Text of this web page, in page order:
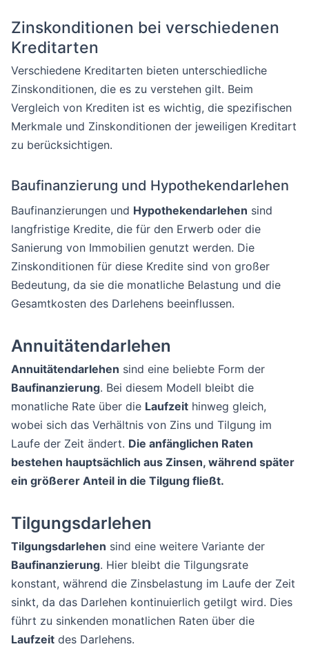
Zinskonditionen bei verschiedenen
Kreditarten
Verschiedene Kreditarten bieten unterschiedliche
Zinskonditionen, die es zu verstehen gilt. Beim
Vergleich von Krediten ist es wichtig, die spezifischen
Merkmale und Zinskonditionen der jeweiligen Kreditart
zu berücksichtigen.
Baufinanzierung und Hypothekendarlehen
Baufinanzierungen und Hypothekendarlehen sind
langfristige Kredite, die für den Erwerb oder die
Sanierung von Immobilien genutzt werden. Die
Zinskonditionen für diese Kredite sind von großer
Bedeutung, da sie die monatliche Belastung und die
Gesamtkosten des Darlehens beeinflussen.
Annuitätendarlehen
Annuitätendarlehen sind eine beliebte Form der
Baufinanzierung. Bei diesem Modell bleibt die
monatliche Rate über die Laufzeit hinweg gleich,
wobei sich das Verhältnis von Zins und Tilgung im
Laufe der Zeit ändert. Die anfänglichen Raten
bestehen hauptsächlich aus Zinsen, während später
ein größerer Anteil in die Tilgung fließt.
Tilgungsdarlehen
Tilgungsdarlehen sind eine weitere Variante der
Baufinanzierung. Hier bleibt die Tilgungsrate
konstant, während die Zinsbelastung im Laufe der Zeit
sinkt, da das Darlehen kontinuierlich getilgt wird. Dies
führt zu sinkenden monatlichen Raten über die
Laufzeit des Darlehens.